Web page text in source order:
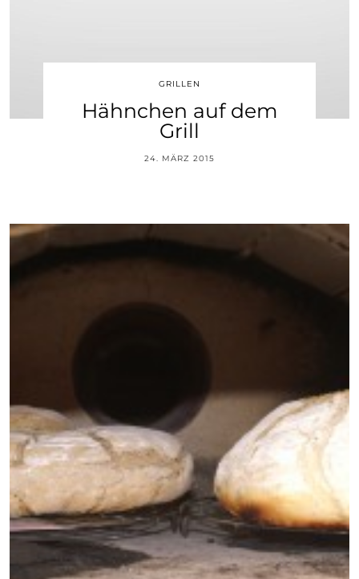
GRILLEN
Hähnchen auf dem
Grill
24. MÄRZ 2015